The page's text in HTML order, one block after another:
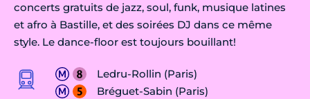
concerts gratuits de jazz, soul, funk, musique latines
et afro à Bastille, et des soirées DJ dans ce même
style. Le dance-floor est toujours bouillant!
Ledru-Rollin (Paris)
Bréguet-Sabin (Paris)